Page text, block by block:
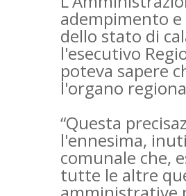
adempimento
dello stato di
l'esecutivo
poteva sapere
l'organo
“Questa
l'ennesima,
comunale che,
tutte le altre